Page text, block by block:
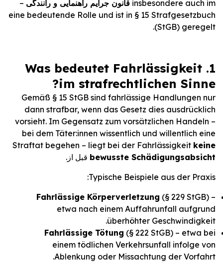
insbesondere auch im قانون جرایم راهنمایی و رانندگی –
eine bedeutende Rolle und ist in § 15 Strafgesetzbuch
(StGB) geregelt.
1. Was bedeutet Fahrlässigkeit
im strafrechtlichen Sinne?
Gemäß § 15 StGB sind fahrlässige Handlungen nur
dann strafbar, wenn das Gesetz dies ausdrücklich
vorsieht. Im Gegensatz zum vorsätzlichen Handeln –
bei dem Täter:innen wissentlich und willentlich eine
Straftat begehen – liegt bei der Fahrlässigkeit keine
bewusste Schädigungsabsicht قبل از.
Typische Beispiele aus der Praxis:
Fahrlässige Körperverletzung (§ 229 StGB) –
etwa nach einem Auffahrunfall aufgrund
überhöhter Geschwindigkeit.
Fahrlässige Tötung (§ 222 StGB) – etwa bei
einem tödlichen Verkehrsunfall infolge von
Ablenkung oder Missachtung der Vorfahrt.